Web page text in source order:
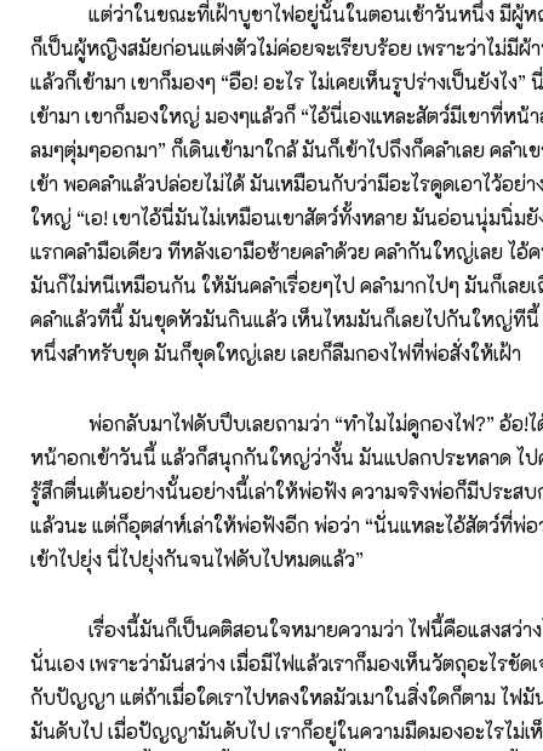
แต่ว่าในขณะที่เฝ้าบูชาไฟอยู่นั้นในตอนเช้าวันหนึ่ง มีผู้ห
ก็เป็นผู้หญิงสมัยก่อนแต่งตัวไม่ค่อยจะเรียบร้อย เพราะว่าไม่มีผ้
แล้วก็เข้ามา เขาก็มองๆ “อือ! อะไร ไม่เคยเห็นรูปร่างเป็นยังไง”
เข้ามา เขาก็มองใหญ่ มองๆแล้วก็ “ไอ้นี่เองแหละสัตว์มีเขาที่หน้
ลมๆตุ่มๆออกมา” ก็เดินเข้ามาใกล้ มันก็เข้าไปถึงก็คลำเลย คลำเ
เข้า พอคลำแล้วปล่อยไม่ได้ มันเหมือนกับว่ามีอะไรดูดเอาไว้อย่
ใหญ่ “เอ! เขาไอ้นี่มันไม่เหมือนเขาสัตว์ทั้งหลาย มันอ่อนนุ่มนิ่มยั
แรกคลำมือเดียว ทีหลังเอามือซ้ายคลำด้วย คลำกันใหญ่เลย ไอ้
มันก็ไม่หนีเหมือนกัน ให้มันคลำเรื่อยๆไป คลำมากไปๆ มันก็เลย
คลำแล้วทีนี้ มันขุดหัวมันกินแล้ว เห็นไหมมันก็เลยไปกันใหญ่ทีนี้
หนึ่งสำหรับขุด มันก็ขุดใหญ่เลย เลยก็ลืมกองไฟที่พ่อสั่งให้เฝ้า
พ่อกลับมาไฟดับปึบเลยถามว่า “ทำไมไม่ดูกองไฟ?” อ้อ!ไ
หน้าอกเข้าวันนี้ แล้วก็สนุกกันใหญ่ว่างั้น มันแปลกประหลาด ไ
รู้สึกตื่นเต้นอย่างนั้นอย่างนี้เล่าให้พ่อฟัง ความจริงพ่อก็มีประส
แล้วนะ แต่ก็อุตส่าห์เล่าให้พ่อฟังอีก พ่อว่า “นั่นแหละไอ้สัตว์ที่พ่อ
เข้าไปยุ่ง นี่ไปยุ่งกันจนไฟดับไปหมดแล้ว”
เรื่องนี้มันก็เป็นคติสอนใจหมายความว่า ไฟนี้คือแสงสว่า
นั่นเอง เพราะว่ามันสว่าง เมื่อมีไฟแล้วเราก็มองเห็นวัตถุอะไรชั
กับปัญญา แต่ถ้าเมื่อใดเราไปหลงใหลมัวเมาในสิ่งใดก็ตาม ไ
มันดับไป เมื่อปัญญามันดับไป เราก็อยู่ในความมืดมองอะไรไม่เ